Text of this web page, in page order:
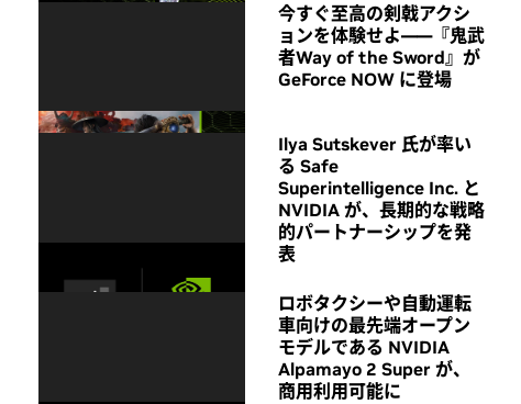
今すぐ至高の剣戟アクシ
ョンを体験せよ――『鬼武
者Way of the Sword』が
GeForce NOW に登場
Ilya Sutskever 氏が率い
る Safe
Superintelligence Inc. と
NVIDIA が、長期的な戦略
的パートナーシップを発
表
ロボタクシーや自動運転
車向けの最先端オープン
モデルである NVIDIA
Alpamayo 2 Super が、
商用利用可能に